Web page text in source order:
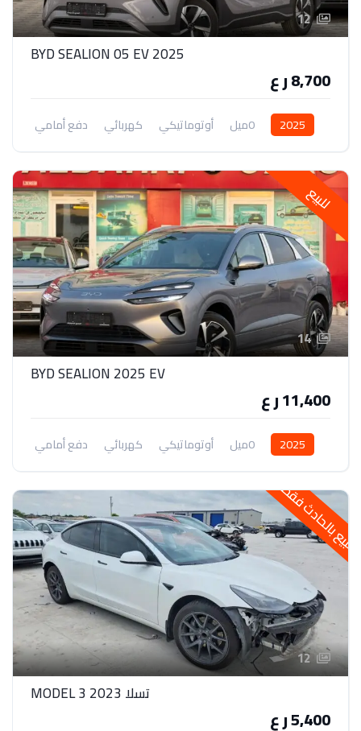
12
BYD SEALION 05 EV 2025
8,700 ر ع
2025 0ميل أوتوماتيكي كهربائي دفع أمامي
للبيع
14
BYD SEALION 2025 EV
11,400 ر ع
2025 0ميل أوتوماتيكي كهربائي دفع أمامي
بالحادث فقط
12
تسلا 2023 MODEL 3
5,400 ر ع